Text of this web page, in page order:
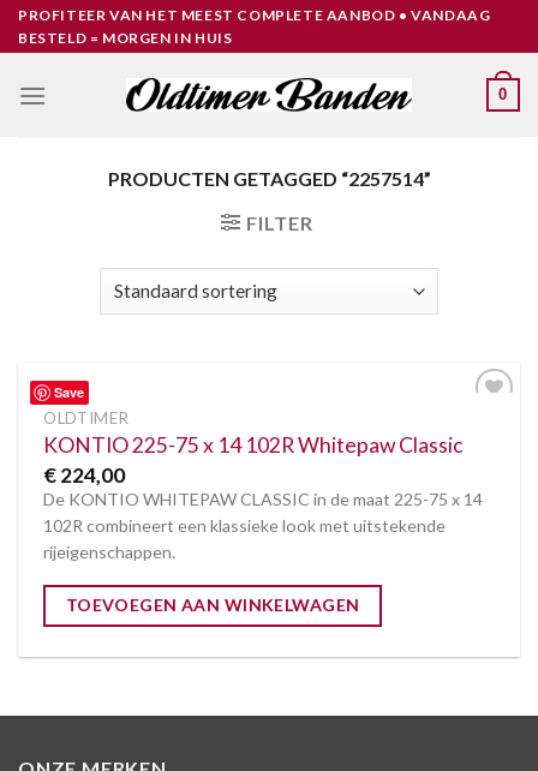
SkipPROFITEER VAN HET MEEST COMPLETE AANBOD • VANDAAG
BESTELD = MORGEN IN HUIS
0
PRODUCTEN GETAGGED “2257514”
FILTER
Save
aan
verlanglijst
OLDTIMER
KONTIO 225-75 x 14 102R Whitepaw Classic
€224,00
De KONTIO WHITEPAW CLASSIC in de maat 225-75 x 14
102R combineert een klassieke look met uitstekende
rijeigenschappen.
TOEVOEGEN AAN WINKELWAGEN